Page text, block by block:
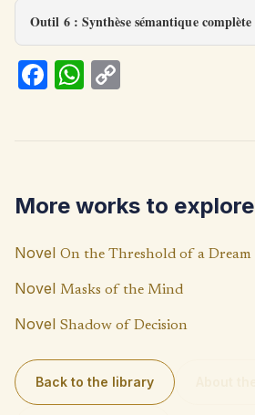
Outil 6 : Synthèse sémantique complète
Fa
k
W
p
p
Li
n
k
More works to explore
Novel On the Threshold of a Dream
Novel Masks of the Mind
Novel Shadow of Decision
Back to the library